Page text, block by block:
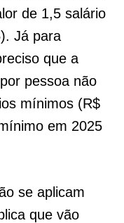
de 1,5 salário
Já para
que a
pessoa não
mínimos (R$
em 2025
se aplicam
que vão